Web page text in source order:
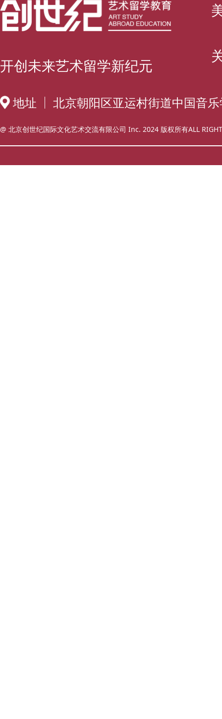
开创未来艺术留学新纪元
地址 北京朝阳区亚运村街道中国音
@ 北京创世纪国际文化艺术交流有限公司 Inc. 2024 版权所有ALL